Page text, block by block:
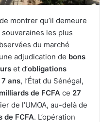
montrer qu’il demeure
souveraines les plus
du marché
adjudication de bons
et d’obligations
ans, l’État du Sénégal,
de FCFA ce 27
de l’UMOA, au-delà de
de FCFA. L’opération